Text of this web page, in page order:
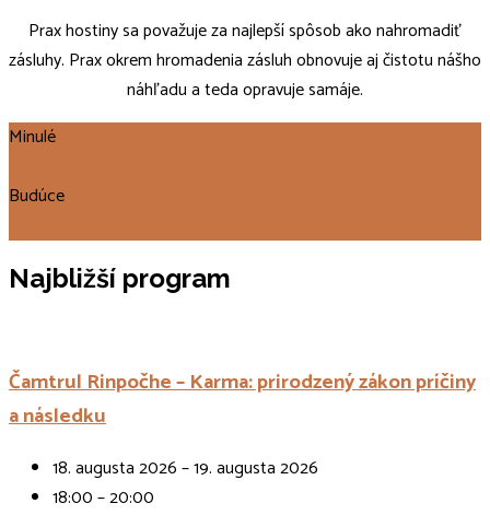
Prax hostiny sa považuje za najlepší spôsob ako nahromadiť
zásluhy. Prax okrem hromadenia zásluh obnovuje aj čistotu nášho
náhľadu a teda opravuje samáje.
Minulé
Budúce
Najbližší program
Čamtrul Rinpočhe – Karma: prirodzený zákon príčiny
a následku
18. augusta 2026 – 19. augusta 2026
18:00 – 20:00